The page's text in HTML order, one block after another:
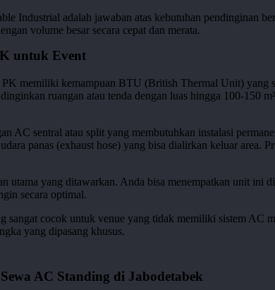
Industrial adalah jawaban atas kebutuhan pendinginan
volume besar secara cepat dan merata.
untuk Event
memiliki kemampuan BTU (British Thermal Unit) yang
ruangan atau tenda dengan luas hingga 100-150
AC sentral atau split yang membutuhkan instalasi
panas (exhaust hose) yang bisa dialirkan keluar area.
utama yang ditawarkan. Anda bisa menempatkan unit ini
secara optimal.
sangat cocok untuk venue yang tidak memiliki sistem AC
yang dipasang khusus.
AC Standing di Jabodetabek